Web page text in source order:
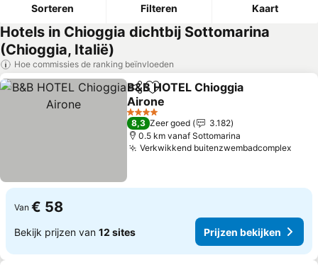
Sorteren Filteren Kaart
Hotels in Chioggia dichtbij Sottomarina
(Chioggia, Italië)
Hoe commissies de ranking beïnvloeden
DelenToevoegen aan favorieten
B&B HOTEL Chioggia
Airone
4 Sterren
8,3 Zeer goed
3.182
0.5 km vanaf Sottomarina
Verkwikkend buitenzwembadcomplex
Van € 58
Bekijk prijzen van 12 sites Prijzen bekijken